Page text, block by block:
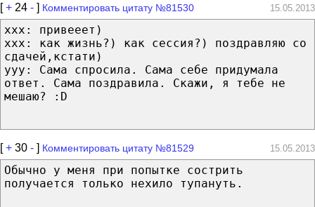
[+ 24 - ] Комментировать цитату №81530 15.05.2013
xxx: привееет)
xxx: как жизнь?) как сессия?) поздравляю со
сдачей,кстати)
yyy: Сама спросила. Сама себе придумала
ответ. Сама поздравила. Скажи, я тебе не
мешаю? :D
[+ 30 - ] Комментировать цитату №81529 15.05.2013
Обычно у меня при попытке сострить
получается только нехило тупануть.